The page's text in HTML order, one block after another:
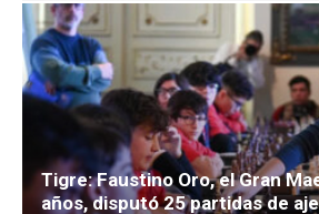
Tigre: Faustino Oro, el Gran
años, disputó 25 partidas de